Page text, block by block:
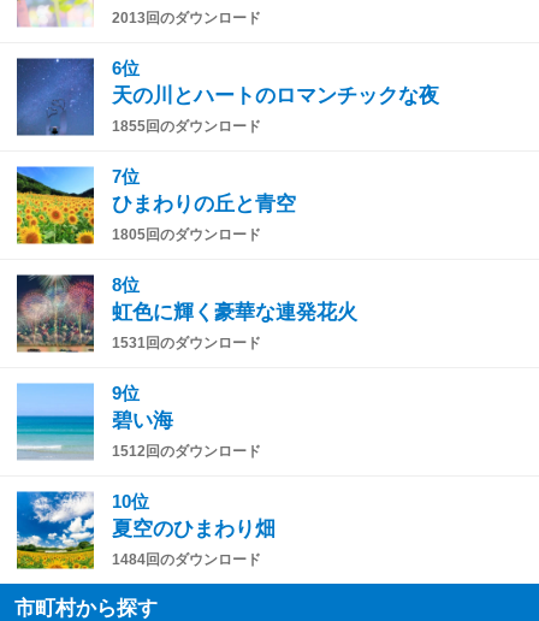
2013回のダウンロード
6位
天の川とハートのロマンチックな夜
1855回のダウンロード
7位
ひまわりの丘と青空
1805回のダウンロード
8位
虹色に輝く豪華な連発花火
1531回のダウンロード
9位
碧い海
1512回のダウンロード
10位
夏空のひまわり畑
1484回のダウンロード
市町村から探す